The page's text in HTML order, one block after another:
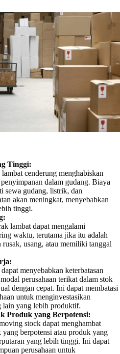
Tinggi:
cenderung menghabiskan
dalam gudang. Biaya
sewa gudang, listrik, dan
akan meningkat, menyebabkan
tinggi.
lambat dapat mengalami
waktu, terutama jika itu adalah
rusak, usang, atau memiliki tanggal
menyebabkan keterbatasan
perusahaan terikat dalam stok
dengan cepat. Ini dapat membatasi
untuk menginvestasikan
lain yang lebih produktif.
Produk yang Berpotensi:
stock dapat menghambat
berpotensi atau produk yang
yang lebih tinggi. Ini dapat
perusahaan untuk